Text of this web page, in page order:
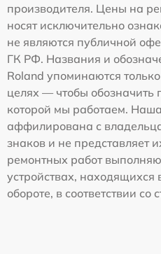
производителя. Цены на
носят исключительно
не являются публичной
ГК РФ. Названия и
Roland упоминаются
целях — чтобы обозначить
которой мы работаем.
аффилирована с
знаков и не представляет
ремонтных работ
устройствах,
обороте, в соответствии со